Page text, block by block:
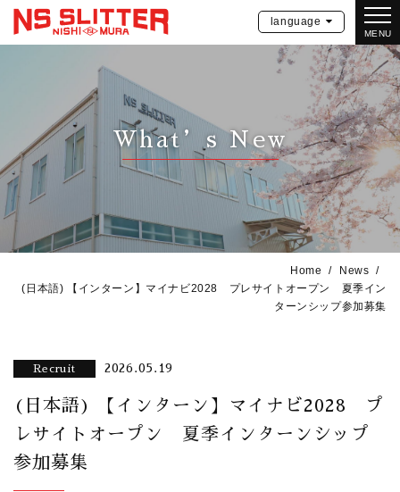
MENU
language
What’s New
Home
News
(日本語) 【インターン】マイナビ2028 プレサイトオープン 夏季イン
ターンシップ参加募集
Recruit 2026.05.19
(日本語) 【インターン】マイナビ2028 プ
レサイトオープン 夏季インターンシップ
参加募集